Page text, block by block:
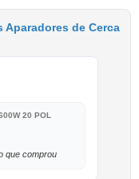
de Cerca
20 POL
que comprou